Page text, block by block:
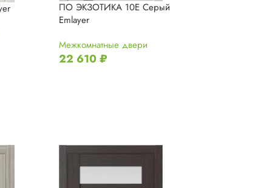
ПО ЭКЗОТИКА 10Е Серый
Emlayer
Межкомнатные двери
22 610₽